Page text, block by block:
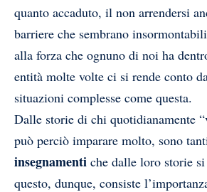
quanto accaduto, il non arrendersi
barriere che sembrano
alla forza che ognuno di noi ha
entità molte volte ci si rende conto
situazioni complesse come questa.
Dalle storie di chi quotidianamente
può perciò imparare molto, sono
insegnamenti che dalle loro storie
questo, dunque, consiste